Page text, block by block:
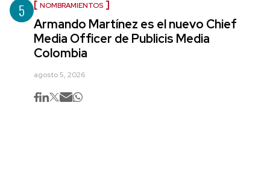
5 NOMBRAMIENTOS
Armando Martínez es el nuevo Chief
Media Officer de Publicis Media
Colombia
agosto 5, 2026